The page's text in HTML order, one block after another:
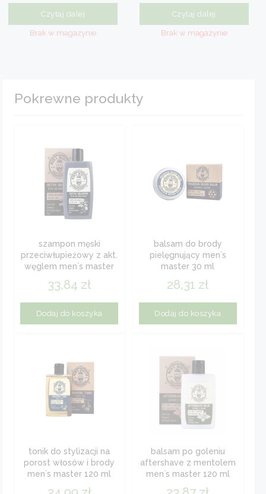
Czytaj dalej Czytaj dalej
Pokrewne produkty
szampon męski
przeciwłupieżowy z akt.
węglem men`s master
260 ml
33,84 zł
Dodaj do koszyka
balsam do brody
pielęgnujący men`s
master 30 ml
28,31 zł
Dodaj do koszyka
tonik do stylizacji na
porost włosów i brody
men`s master 120 ml
balsam po goleniu
aftershave z mentolem
men`s master 120 ml